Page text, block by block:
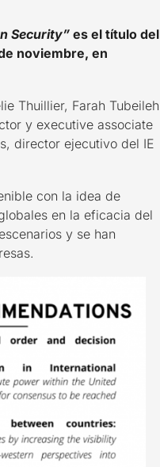
Security” es el título del
noviembre, en
Thuillier, Farah Tubeileh
y executive associate
director ejecutivo del IE
con la idea de
en la eficacia del
y se han